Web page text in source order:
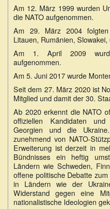
Am 12. März 1999 wurden
die NATO aufgenommen.
Am 29. März 2004
Litauen, Rumänien,
Am 1. April 2009
aufgenommen.
Am 5. Juni 2017 wurde
Seit dem 27. März 2020 ist
Mitglied und damit der 30.
Ab 2020 erkennt die NATO
offiziellen Kandidaten
Georgien und die
zunehmend von NATO-
Erweiterung ist derzeit in
Bündnisses ein heftig
Ländern wie Schweden,
offene politische Debatte
in Ländern wie der
Widerstand gegen eine
nationalistische Ideologien